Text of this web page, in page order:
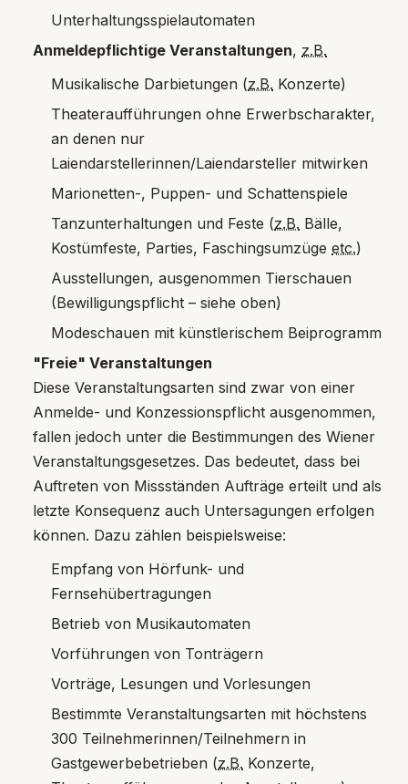
Unterhaltungsspielautomaten
Anmeldepflichtige Veranstaltungen, z.B.
Musikalische Darbietungen (z.B. Konzerte)
Theateraufführungen ohne Erwerbscharakter,
an denen nur
Laiendarstellerinnen/Laiendarsteller mitwirken
Marionetten-, Puppen- und Schattenspiele
Tanzunterhaltungen und Feste (z.B. Bälle,
Kostümfeste, Parties, Faschingsumzüge etc.)
Ausstellungen, ausgenommen Tierschauen
(Bewilligungspflicht – siehe oben)
Modeschauen mit künstlerischem Beiprogramm
"Freie" Veranstaltungen
Diese Veranstaltungsarten sind zwar von einer
Anmelde- und Konzessionspflicht ausgenommen,
fallen jedoch unter die Bestimmungen des Wiener
Veranstaltungsgesetzes. Das bedeutet, dass bei
Auftreten von Missständen Aufträge erteilt und als
letzte Konsequenz auch Untersagungen erfolgen
können. Dazu zählen beispielsweise:
Empfang von Hörfunk- und
Fernsehübertragungen
Betrieb von Musikautomaten
Vorführungen von Tonträgern
Vorträge, Lesungen und Vorlesungen
Bestimmte Veranstaltungsarten mit höchstens
300 Teilnehmerinnen/Teilnehmern in
Gastgewerbebetrieben (z.B. Konzerte,